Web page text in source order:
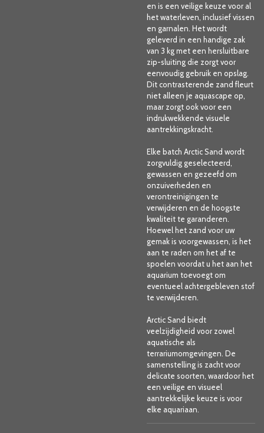
en is een veilige keuze voor al
het waterleven, inclusief vissen
en garnalen. Het wordt
geleverd in een handige zak
van 3 kg met een hersluitbare
zip-sluiting die zorgt voor
eenvoudig gebruik en opslag.
Dit contrasterende zand fleurt
niet alleen je aquascape op,
maar zorgt ook voor een
indrukwekkende visuele
aantrekkingskracht.
Elke batch Arctic Sand wordt
zorgvuldig geselecteerd,
gewassen en gezeefd om
onzuiverheden en
verontreinigingen te
verwijderen en de hoogste
kwaliteit te garanderen.
Hoewel het zand voor uw
gemak is voorgewassen, is het
aan te raden om het af te
spoelen voordat u het aan het
aquarium toevoegt om
eventueel achtergebleven stof
te verwijderen.
Arctic Sand biedt
veelzijdigheid voor zowel
aquatische als
terrariumomgevingen. De
samenstelling is zacht voor
delicate soorten, waardoor het
een veilige en visueel
aantrekkelijke keuze is voor
elke aquariaan.